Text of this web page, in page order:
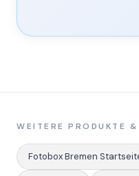
WEITERE PRODUKTE &
Fotobox Bremen